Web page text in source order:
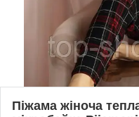
Піжама жіноча